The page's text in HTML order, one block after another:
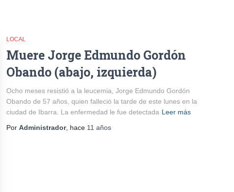
LOCAL
Muere Jorge Edmundo Gordón
Obando (abajo, izquierda)
Ocho meses resistió a la leucemia, Jorge Edmundo Gordón
Obando de 57 años, quien falleció la tarde de este lunes en la
ciudad de Ibarra. La enfermedad le fue detectada Leer más
Por Administrador, hace 11 años